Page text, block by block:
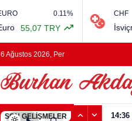
İsviçre Frangı 0,00 TRY
6 Ağustos 2026, Per
SON GELIŞMELER 14:36